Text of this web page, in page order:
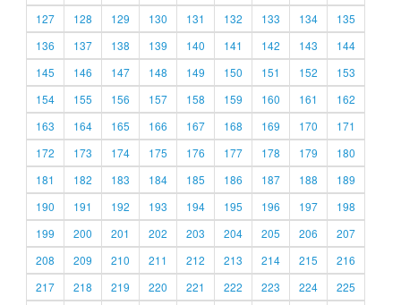
127
128 129 130 131 132 133 134
135
136
137 138 139 140 141 142 143
144
145
146 147 148 149 150 151 152
153
154
155 156 157 158 159 160 161
162
163
164 165 166 167 168 169 170
171
172
173 174 175 176 177 178 179
180
181
182 183 184 185 186 187 188
189
190
191 192 193 194 195 196 197
198
199
200 201 202 203 204 205 206
207
208
209 210 211 212 213 214 215
216
217
218 219 220 221 222 223 224
225